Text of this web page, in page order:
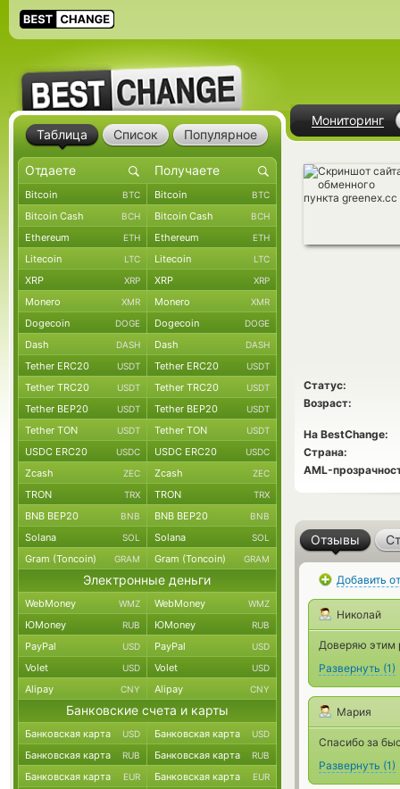
Мониторинг
Статус:
Возраст:
На BestChange:
Страна:
AML-
Отзывы
Добавить
Николай
Доверяю этим
Развернуть (1)
Мария
Спасибо за
Развернуть (1)
Таблица Список Популярное
Bitcoin BTC Bitcoin BTC
Bitcoin Cash BCH Bitcoin Cash BCH
Ethereum ETH Ethereum ETH
Litecoin LTC Litecoin LTC
XRP XRP XRP XRP
Monero XMR Monero XMR
Dogecoin DOGE Dogecoin DOGE
Dash DASH Dash DASH
Tether ERC20 USDT Tether ERC20 USDT
Tether TRC20 USDT Tether TRC20 USDT
Tether BEP20 USDT Tether BEP20 USDT
Tether TON USDT Tether TON USDT
USDC ERC20 USDC USDC ERC20 USDC
Zcash ZEC Zcash ZEC
TRON TRX TRON TRX
BNB BEP20 BNB BNB BEP20 BNB
Solana SOL Solana SOL
Gram (Toncoin) GRAM Gram (Toncoin) GRAM
Электронные деньги
WebMoney WMZ WebMoney WMZ
ЮMoney RUB ЮMoney RUB
PayPal USD PayPal USD
Volet USD Volet USD
Alipay CNY Alipay CNY
Банковские счета и карты
Банковская карта USD Банковская карта USD
Банковская карта RUB Банковская карта RUB
Банковская карта EUR Банковская карта EUR